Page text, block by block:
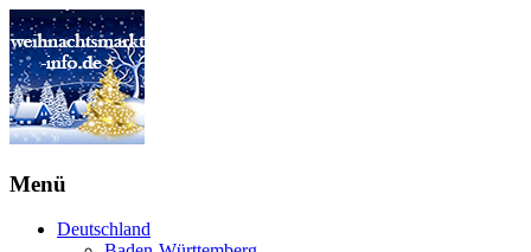
Menü
Deutschland